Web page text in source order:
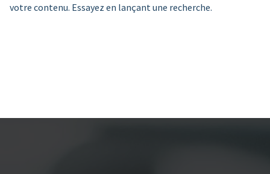
votre contenu. Essayez en lançant une recherche.